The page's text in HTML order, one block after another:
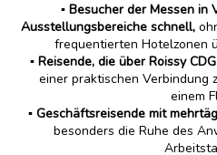
▪️ Besucher der Messen in
Ausstellungsbereiche schnell,
frequentierten Hotelzonen
▪️ Reisende, die über Roissy
einer praktischen Verbindung
einem
▪️ Geschäftsreisende mit
besonders die Ruhe des